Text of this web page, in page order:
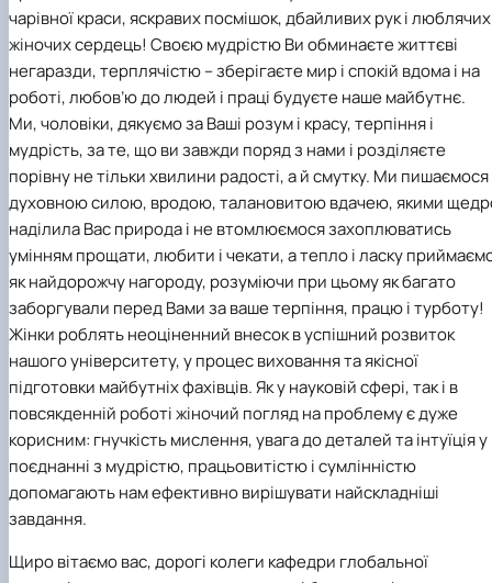
чарівної краси, яскравих посмішок, дбайливих рук і люблячих
жіночих сердець! Своєю мудрістю Ви обминаєте життєві
негаразди, терплячістю – зберігаєте мир і спокій вдома і на
роботі, любов’ю до людей і праці будуєте наше майбутнє.
Ми, чоловіки, дякуємо за Ваші розум і красу, терпіння і
мудрість, за те, що ви завжди поряд з нами і розділяєте
порівну не тільки хвилини радості, а й смутку. Ми пишаємося
духовною силою, вродою, талановитою вдачею, якими
наділила Вас природа і не втомлюємося захоплюватись
умінням прощати, любити і чекати, а тепло і ласку
як найдорожчу нагороду, розуміючи при цьому як багато
заборгували перед Вами за ваше терпіння, працю і турботу!
Жінки роблять неоціненний внесок в успішний розвиток
нашого університету, у процес виховання та якісної
підготовки майбутніх фахівців. Як у науковій сфері, так і в
повсякденній роботі жіночий погляд на проблему є дуже
корисним: гнучкість мислення, увага до деталей та інтуїція у
поєднанні з мудрістю, працьовитістю і сумлінністю
допомагають нам ефективно вирішувати найскладніші
завдання.
Щиро вітаємо вас, дорогі колеги кафедри глобальної